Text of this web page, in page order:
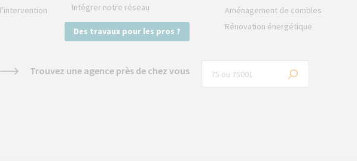
Intégrer notre réseau
Des travaux pour les pros ?
Aménagement de combles
Rénovation énergétique
Trouvez une agence près de chez vous